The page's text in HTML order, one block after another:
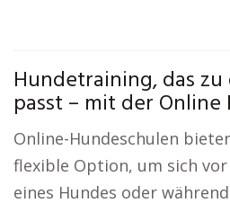
Hundetraining, das
passt – mit der
Online-Hundeschulen
flexible Option, um sich
eines Hundes oder